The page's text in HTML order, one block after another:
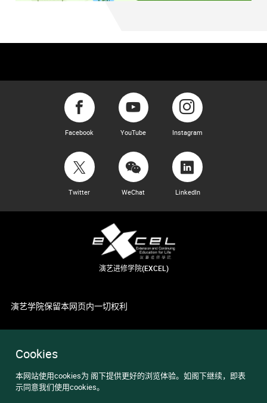
Cookies
本网站使用cookies为 阁下提供更好的浏览体验。如阁下继续，即表
示同意我们使用cookies。
Facebook YouTube Instagram
Twitter WeChat LinkedIn
演艺进修学院(EXCEL)
演艺学院保留本网页内一切权利